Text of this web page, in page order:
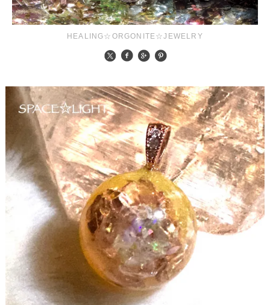
HEALING☆ORGONITE☆JEWELRY